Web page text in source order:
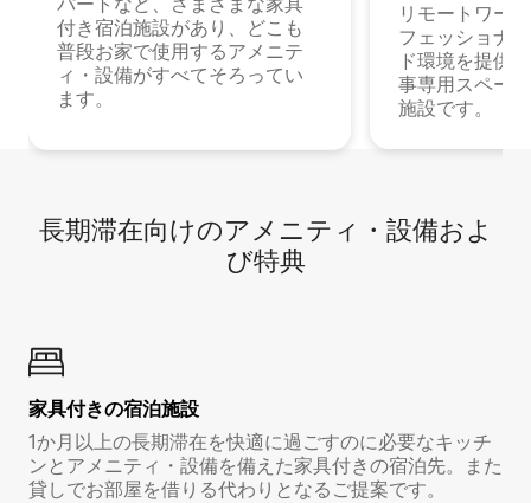
付き宿泊施設があり、どこも
普段お家で使用するアメニテ
ィ・設備がすべてそろってい
ます。
リモートワー
フェッショナ
ド環境を提供
事専用スペー
施設です。
長期滞在向け⁠のア⁠メ⁠ニ⁠テ⁠ィ⁠・設⁠備⁠およ
び特⁠典
家具付き⁠の宿⁠泊⁠施⁠設
1か月以上の長期滞在を快適に過ごすのに必要なキッチ
ンとアメニティ・設備を備えた家具付きの宿泊先。また
貸しでお部屋を借りる代わりとなるご提案です。